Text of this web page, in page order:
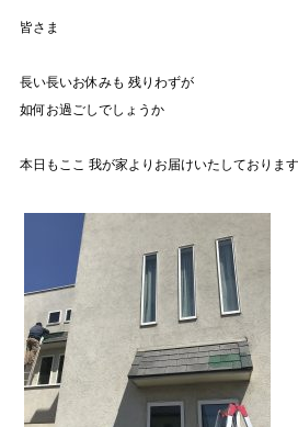
画特集【F20
画特集【F50
号シリーズ】
画特集【F6
号シリーズ】
皆さま
長い長いお休みも 残りわずが
如何お過ごしでしょうか
本日もここ 我が家よりお届けいたしておりま